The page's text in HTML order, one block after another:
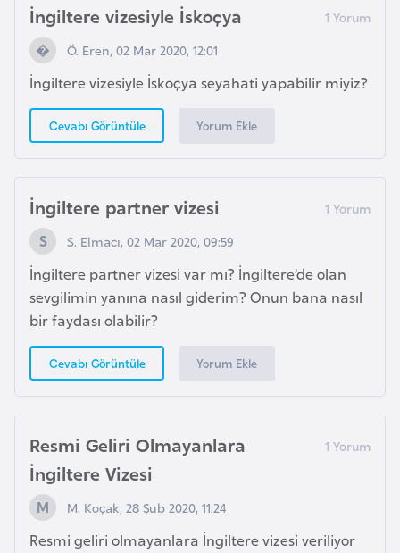
İngiltere vizesiyle İskoçya
Ö. Eren, 02 Mar 2020, 12:01
İngiltere vizesiyle İskoçya seyahati yapabilir miyiz?
Cevabı Görüntüle Yorum Ekle
İngiltere partner vizesi
S. Elmacı, 02 Mar 2020, 09:59
İngiltere partner vizesi var mı? İngiltere’de olan
sevgilimin yanına nasıl giderim? Onun bana nasıl
bir faydası olabilir?
Cevabı Görüntüle Yorum Ekle
Resmi Geliri Olmayanlara
İngiltere Vizesi
M. Koçak, 28 Şub 2020, 11:24
Resmi geliri olmayanlara İngiltere vizesi veriliyor
g
i
l
t
e
r
e
I
r
a
k
l
d
a